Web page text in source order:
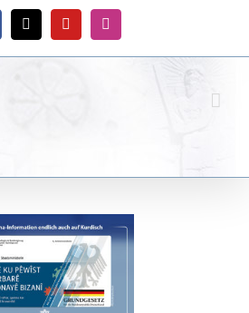
X YouTubeInstagram